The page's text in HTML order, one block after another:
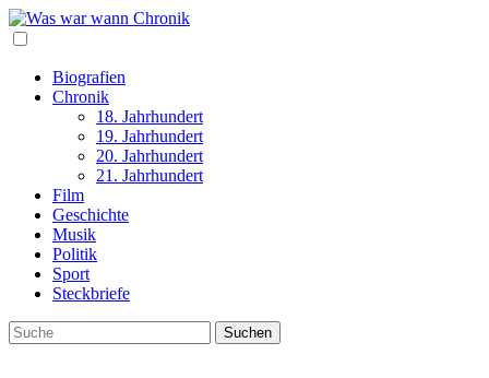
Biografien
Chronik
18. Jahrhundert
19. Jahrhundert
20. Jahrhundert
21. Jahrhundert
Film
Geschichte
Musik
Politik
Sport
Steckbriefe